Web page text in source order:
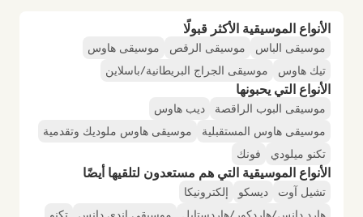
الأنواع الموسيقية الأكثر قبولًا
موسيقى الباس موسيقى الرقص
موسيقى هاوس
تيك هاوس
موسيقى الجراج البريطانية/باسلاين
الأنواع التي يحبونها
موسيقى البوب الراقصة
ديب هاوس
موسيقى هاوس المستقبلية
موسيقى هاوس ملوديك وتقدمية
تكنو ميلودي
فونك
الأنواع الموسيقية التي هم مستعدون لتلقيها أيضًا
تشيل آوت ديسكو
إلكترونيكا